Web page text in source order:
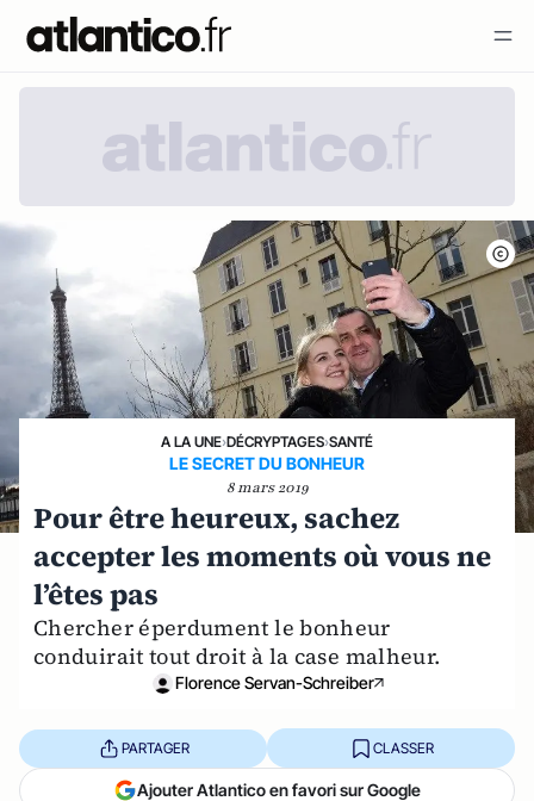
A LA UNE›DÉCRYPTAGES›SANTÉ
LE SECRET DU BONHEUR
8 mars 2019
Pour être heureux, sachez
accepter les moments où vous ne
l’êtes pas
Chercher éperdument le bonheur
conduirait tout droit à la case malheur.
Florence Servan-Schreiber
PARTAGER CLASSER
Ajouter Atlantico en favori sur Google